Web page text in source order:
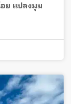
ย แปลงมุม